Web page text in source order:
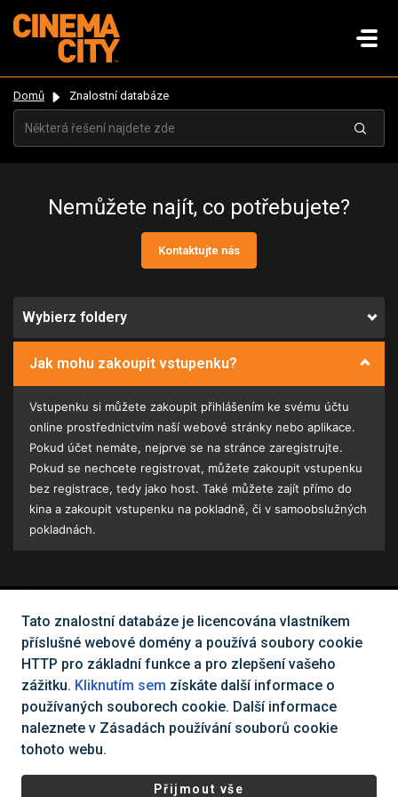
Domů Znalostní databáze
Nemůžete najít, co potřebujete?
Kontaktujte nás
Wybierz foldery
Jak mohu zakoupit vstupenku?
Vstupenku si můžete zakoupit přihlášením ke svému účtu
online prostřednictvím naší webové stránky nebo aplikace.
Pokud účet nemáte, nejprve se na stránce zaregistrujte.
Pokud se nechcete registrovat, můžete zakoupit vstupenku
bez registrace, tedy jako host. Také můžete zajít přímo do
kina a zakoupit vstupenku na pokladně, či v samoobslužných
pokladnách.
Nemůžete najít, co potřebujete?
Kontaktujte nás
Všechna práva vyhrazena Cinema City Česká republika
Všeobecné obchodní podmínky |
Ochrana osobních údajů a
Tato znalostní databáze je licencována vlastníkem
příslušné webové domény a používá soubory cookie
HTTP pro základní funkce a pro zlepšení vašeho
zážitku. Kliknutím sem získáte další informace o
používaných souborech cookie. Další informace
naleznete v Zásadách používání souborů cookie
tohoto webu.
Přijmout vše